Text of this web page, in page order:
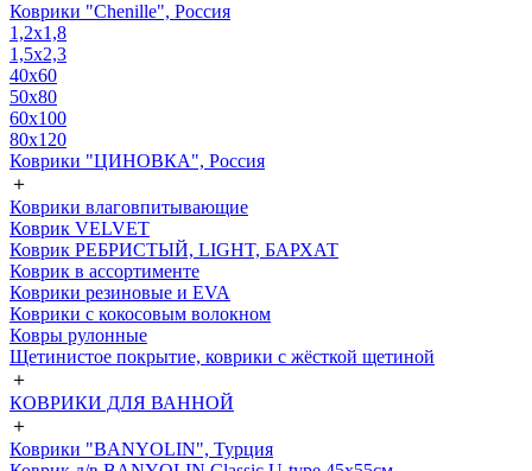
Коврики "Chenille", Россия
1,2х1,8
1,5х2,3
40х60
50х80
60х100
80х120
Коврики "ЦИНОВКА", Россия
＋
Коврики влаговпитывающие
Коврик VELVET
Коврик РЕБРИСТЫЙ, LIGHT, БАРХАТ
Коврик в ассортименте
Коврики резиновые и EVA
Коврики с кокосовым волокном
Ковры рулонные
Щетинистое покрытие, коврики с жёсткой щетиной
＋
КОВРИКИ ДЛЯ ВАННОЙ
＋
Коврики "BANYOLIN", Турция